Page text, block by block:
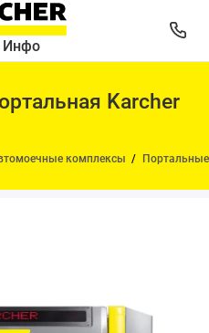
Инфо
Karcher
комплексы